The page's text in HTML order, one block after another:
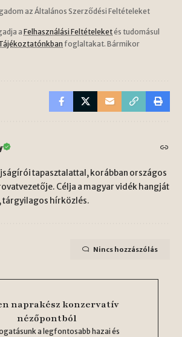
az Általános Szerződési Feltételeket
a Felhasználási Feltételeketés tudomásul
foglaltakat. Bármikor
tapasztalattal, korábban országos
Célja a magyar vidék hangját
tárgyilagos hírközlés.
Nincs hozzászólás
naprakész konzervatív
nézőpontból
a legfontosabb hazai és